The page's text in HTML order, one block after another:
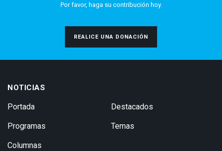
Por favor, haga su contribución hoy.
REALICE UNA DONACIÓN
NOTICIAS
Portada
Programas
Columnas
Destacados
Temas